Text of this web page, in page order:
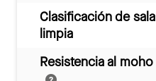
Clasificación de sala
limpia
Resistencia al moho